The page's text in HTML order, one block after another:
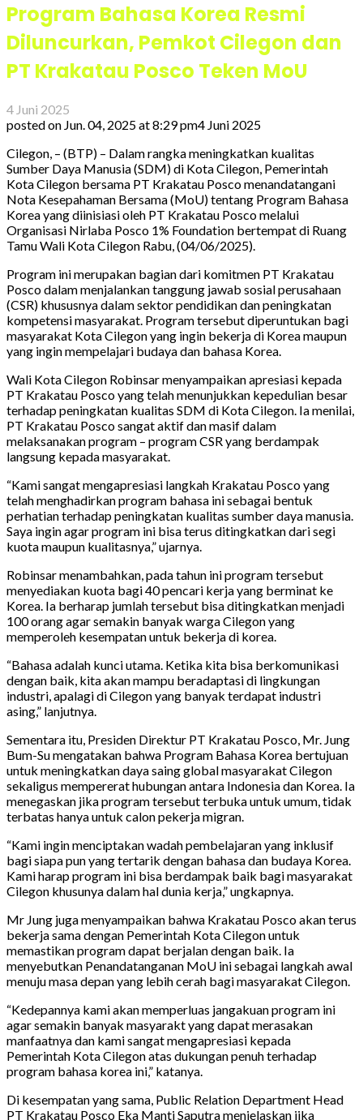
Program Bahasa Korea Resmi
Diluncurkan, Pemkot Cilegon dan
PT Krakatau Posco Teken MoU
4 Juni 2025
posted on Jun. 04, 2025 at 8:29 pm4 Juni 2025
Cilegon, – (BTP) – Dalam rangka meningkatkan kualitas
Sumber Daya Manusia (SDM) di Kota Cilegon, Pemerintah
Kota Cilegon bersama PT Krakatau Posco menandatangani
Nota Kesepahaman Bersama (MoU) tentang Program Bahasa
Korea yang diinisiasi oleh PT Krakatau Posco melalui
Organisasi Nirlaba Posco 1% Foundation bertempat di Ruang
Tamu Wali Kota Cilegon Rabu, (04/06/2025).
Program ini merupakan bagian dari komitmen PT Krakatau
Posco dalam menjalankan tanggung jawab sosial perusahaan
(CSR) khususnya dalam sektor pendidikan dan peningkatan
kompetensi masyarakat. Program tersebut diperuntukan bagi
masyarakat Kota Cilegon yang ingin bekerja di Korea maupun
yang ingin mempelajari budaya dan bahasa Korea.
Wali Kota Cilegon Robinsar menyampaikan apresiasi kepada
PT Krakatau Posco yang telah menunjukkan kepedulian besar
terhadap peningkatan kualitas SDM di Kota Cilegon. Ia menilai,
PT Krakatau Posco sangat aktif dan masif dalam
melaksanakan program – program CSR yang berdampak
langsung kepada masyarakat.
“Kami sangat mengapresiasi langkah Krakatau Posco yang
telah menghadirkan program bahasa ini sebagai bentuk
perhatian terhadap peningkatan kualitas sumber daya manusia.
Saya ingin agar program ini bisa terus ditingkatkan dari segi
kuota maupun kualitasnya,” ujarnya.
Robinsar menambahkan, pada tahun ini program tersebut
menyediakan kuota bagi 40 pencari kerja yang berminat ke
Korea. Ia berharap jumlah tersebut bisa ditingkatkan menjadi
100 orang agar semakin banyak warga Cilegon yang
memperoleh kesempatan untuk bekerja di korea.
“Bahasa adalah kunci utama. Ketika kita bisa berkomunikasi
dengan baik, kita akan mampu beradaptasi di lingkungan
industri, apalagi di Cilegon yang banyak terdapat industri
asing,” lanjutnya.
Sementara itu, Presiden Direktur PT Krakatau Posco, Mr. Jung
Bum-Su mengatakan bahwa Program Bahasa Korea bertujuan
untuk meningkatkan daya saing global masyarakat Cilegon
sekaligus mempererat hubungan antara Indonesia dan Korea. Ia
menegaskan jika program tersebut terbuka untuk umum, tidak
terbatas hanya untuk calon pekerja migran.
“Kami ingin menciptakan wadah pembelajaran yang inklusif
bagi siapa pun yang tertarik dengan bahasa dan budaya Korea.
Kami harap program ini bisa berdampak baik bagi masyarakat
Cilegon khusunya dalam hal dunia kerja,” ungkapnya.
Mr Jung juga menyampaikan bahwa Krakatau Posco akan terus
bekerja sama dengan Pemerintah Kota Cilegon untuk
memastikan program dapat berjalan dengan baik. Ia
menyebutkan Penandatanganan MoU ini sebagai langkah awal
menuju masa depan yang lebih cerah bagi masyarakat Cilegon.
“Kedepannya kami akan memperluas jangakuan program ini
agar semakin banyak masyarakt yang dapat merasakan
manfaatnya dan kami sangat mengapresiasi kepada
Pemerintah Kota Cilegon atas dukungan penuh terhadap
program bahasa korea ini,” katanya.
Di kesempatan yang sama, Public Relation Department Head
PT Krakatau Posco Eka Manti Saputra menjelaskan jika